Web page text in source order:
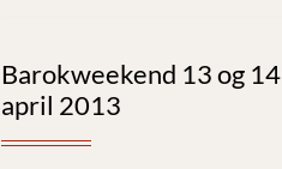
Barokweekend 13 og 14
april 2013